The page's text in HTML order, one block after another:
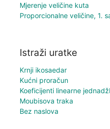
Mjerenje veličine kuta
Proporcionalne veličine, 1.
Istraži uratke
Krnji ikosaedar
Kućni proračun
Koeficijenti linearne
Moubisova traka
Bez naslova